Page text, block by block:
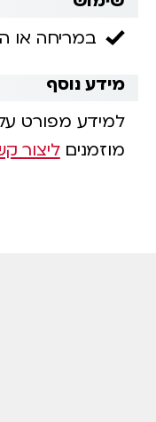
במריחה או
מידע נוסף
למידע מפורט על
מוזמנים ליצור